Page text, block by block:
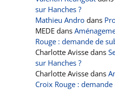
sur Hanches ?
Mathieu Andro dans
MEDE dans
Rouge : demande de
Charlotte Avisse dans
sur Hanches ?
Charlotte Avisse dans
Croix Rouge :